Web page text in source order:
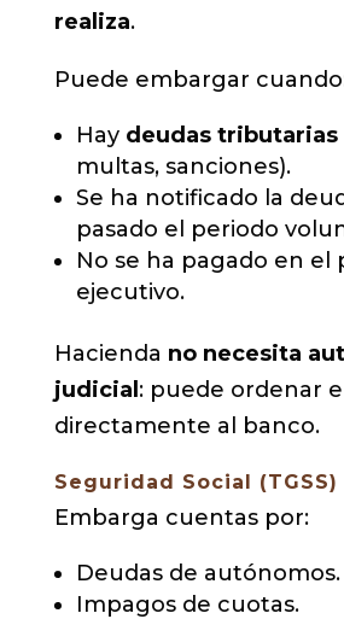
realiza.
Puede embargar
Hay deudas tributarias
multas, sanciones).
Se ha notificado la
pasado el periodo
No se ha pagado en el
ejecutivo.
Hacienda no necesita
judicial : puede ordenar
directamente al banco.
Seguridad Social (TGSS)
Embarga cuentas por:
Deudas de autónomos.
Impagos de cuotas.